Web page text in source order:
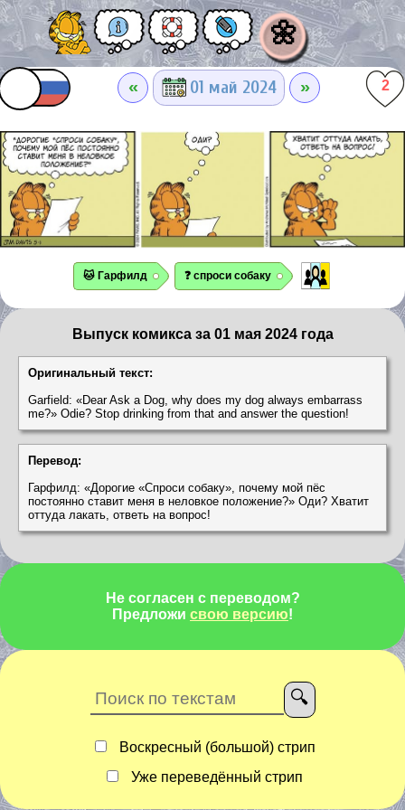
🌼
« 01 май 2024 » 2
🐱 Гарфилд ❓ спроси собаку
Выпуск комикса за 01 мая 2024 года
Оригинальный текст:
Garfield: «Dear Ask a Dog, why does my dog always embarrass
me?» Odie? Stop drinking from that and answer the question!
Перевод:
Гарфилд: «Дорогие «Спроси собаку», почему мой пёс
постоянно ставит меня в неловкое положение?» Оди? Хватит
оттуда лакать, ответь на вопрос!
Не согласен с переводом?
Предложи свою версию!
Воскресный (большой) стрип
Уже переведённый стрип